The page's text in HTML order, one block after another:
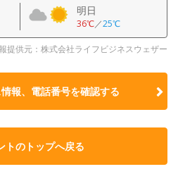
明日
36℃／25℃
提供元：株式会社ライフビジネスウェザー
報、電話番号を確認する
トのトップへ戻る